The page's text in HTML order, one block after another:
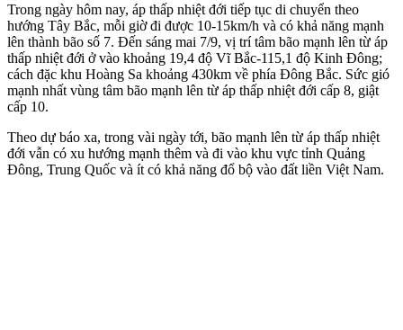
Trong ngày hôm nay, áp thấp nhiệt đới tiếp tục di chuyển theo
hướng Tây Bắc, mỗi giờ đi được 10-15km/h và có khả năng mạnh
lên thành bão số 7. Đến sáng mai 7/9, vị trí tâm bão mạnh lên từ áp
thấp nhiệt đới ở vào khoảng 19,4 độ Vĩ Bắc-115,1 độ Kinh Đông;
cách đặc khu Hoàng Sa khoảng 430km về phía Đông Bắc. Sức gió
mạnh nhất vùng tâm bão mạnh lên từ áp thấp nhiệt đới cấp 8, giật
cấp 10.
Theo dự báo xa, trong vài ngày tới, bão mạnh lên từ áp thấp nhiệt
đới vẫn có xu hướng mạnh thêm và đi vào khu vực tỉnh Quảng
Đông, Trung Quốc và ít có khả năng đổ bộ vào đất liền Việt Nam.